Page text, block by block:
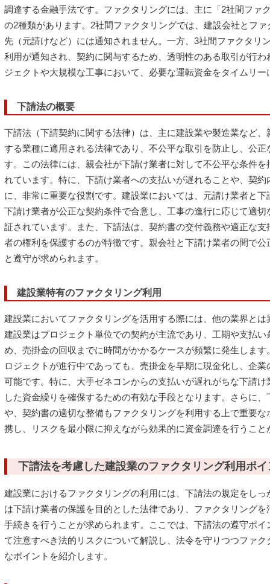
調達する金融手法です。ファクタリングには、主に「2社間ファ
の2種類があります。2社間ファクタリングでは、建設会社とフ
先（元請けなど）には通知されません。一方、3社間ファクタリ
利用が通知され、契約に関与するため、透明性のある取引が行
ジェクトや大規模な工事において、必要な運転資金をタイムリ
下請法の概要
下請法（下請契約に関する法律）は、主に建設業や製造業など
する業種に適用される法律であり、不公平な取引を防止し、公
す。この法律には、親会社が下請け業者に対して不公平な条件
れています。特に、下請け業者への支払いが遅れることや、契
に、非常に重要な役割です。建設業においては、元請け業者と
下請け業者が公正な契約条件で合意し、工事の進行に応じて適
証されています。また、下請法は、契約書の交付義務や適正な
者の権利を保護するのが特徴です。親会社と下請け業者の間で
と遵守が求められます。
建設業特有のファクタリング利用
建設業においてファクタリングを活用する際には、他の業界と
建設業はプロジェクト単位での契約が主流であり、工期や支払
め、売掛金の回収までに時間がかかるケースが頻繁に発生しま
ロジェクトが進行中であっても、売掛金を早期に現金化し、企
可能です。特に、大手ゼネコンからの支払いが遅れがちな下請
した資金繰りを確保するための有効な手段となります。さらに
や、契約書の適切な整備もファクタリングを利用する上で重要
携し、リスクを最小限に抑えながら効果的に資金調達を行うこと
下請法を考慮した建設業のファクタリング利用ポイ
建設業におけるファクタリングの利用には、下請法の規定をし
は下請け業者の保護を目的とした法律であり、ファクタリング
手続きを行うことが求められます。ここでは、下請法の遵守ポ
て注意すべき法的リスクについて解説し、法令を守りつつファ
なポイントを紹介します。